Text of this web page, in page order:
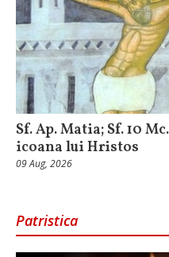
Sf. Ap. Matia; Sf. 10
icoana lui Hristos
09 Aug, 2026
Patristica